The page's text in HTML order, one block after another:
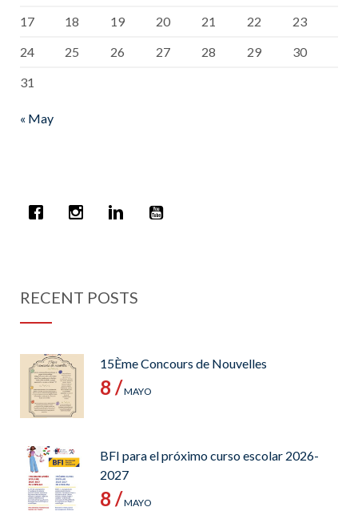
17 18 19 20 21 22
23
24
25 26 27 28 29
30
31
« May
RECENT POSTS
15Ème Concours de Nouvelles
8 /MAYO
BFI para el próximo curso escolar 2026-
2027
8 /MAYO